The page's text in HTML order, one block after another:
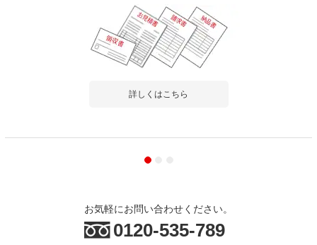
詳しくはこちら
お気軽にお問い合わせください。
0120-535-789